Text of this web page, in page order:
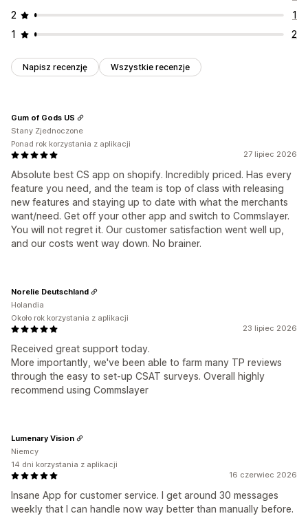
2
1
1
2
Napisz recenzję Wszystkie recenzje
27 lipiec 2026
Absolute best CS app on shopify. Incredibly priced. Has every
feature you need, and the team is top of class with releasing
new features and staying up to date with what the merchants
want/need. Get off your other app and switch to Commslayer.
You will not regret it. Our customer satisfaction went well up,
and our costs went way down. No brainer.
Gum of Gods US
Stany Zjednoczone
Ponad rok korzystania z aplikacji
23 lipiec 2026
Received great support today.
More importantly, we've been able to farm many TP reviews
through the easy to set-up CSAT surveys. Overall highly
recommend using Commslayer
Norelie Deutschland
Holandia
Około rok korzystania z aplikacji
16 czerwiec 2026
Insane App for customer service. I get around 30 messages
weekly that I can handle now way better than manually before.
Lumenary Vision
Niemcy
14 dni korzystania z aplikacji